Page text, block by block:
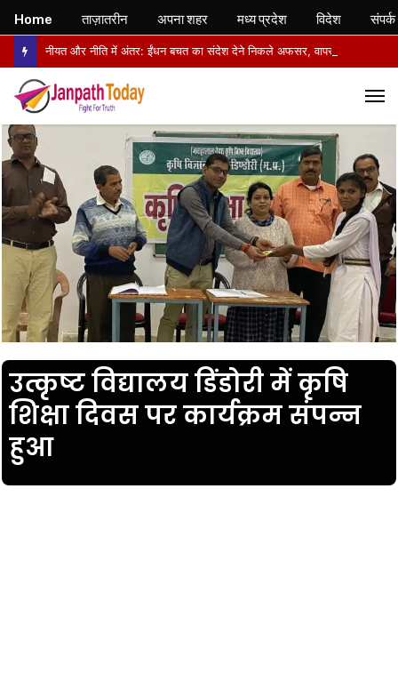
उत्कृष्ट विद्यालय डिंडोरी में कृषि
शिक्षा दिवस पर कार्यक्रम संपन्न
हुआ
Home ताज़ातरीन अपना शहर मध्य प्रदेश विदेश संपर्क